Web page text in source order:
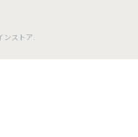
ンストア.